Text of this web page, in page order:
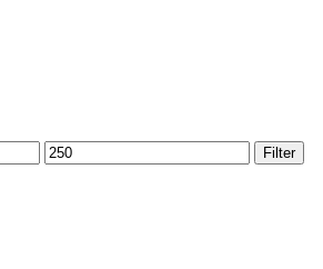
Maximálna
cena
Filter